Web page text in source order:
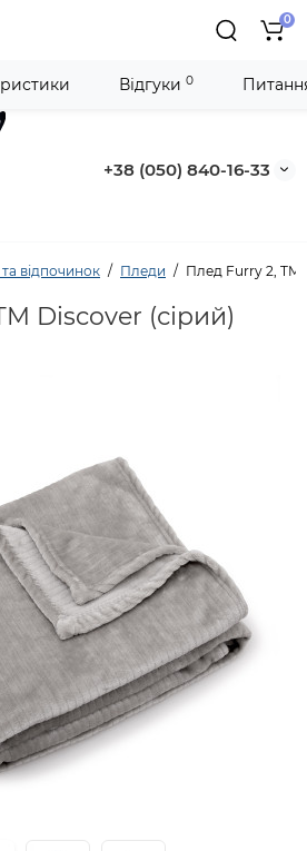
+38 (050) 840-16-33
0
відпочинок Пледи Плед Furry 2, TM
Discover (сірий)
Відгуки 0